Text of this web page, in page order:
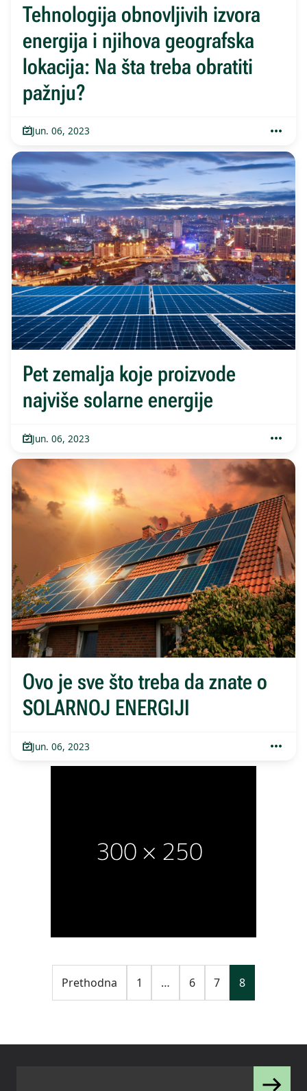
Tehnologija obnovljivih izvora
energija i njihova geografska
lokacija: Na šta treba obratiti
pažnju?
Jun. 06, 2023
Pet zemalja koje proizvode
najviše solarne energije
Jun. 06, 2023
Ovo je sve što treba da znate o
SOLARNOJ ENERGIJI
Jun. 06, 2023
Prethodna 1 … 6 7 8